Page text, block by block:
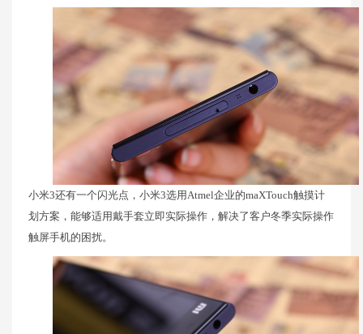
小米3还有一个闪光点，小米3选用Atmel企业的maXTouch触摸计
划方案，能够适用戴手套立即实际操作，解决了客户冬季实际操作
触屏手机的困扰。